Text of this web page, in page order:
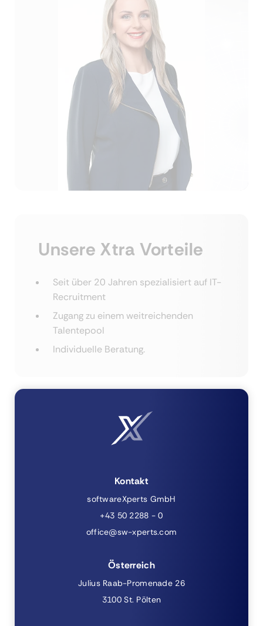
Unsere Xtra Vorteile
Seit über 20 Jahren spezialisiert auf IT-
Recruitment
Zugang zu einem weitreichenden
Talentepool
Individuelle Beratung.
Kontakt
softwareXperts GmbH
+43 50 2288 - 0
office@sw-xperts.com
Österreich
Julius Raab-Promenade 26
3100 St. Pölten